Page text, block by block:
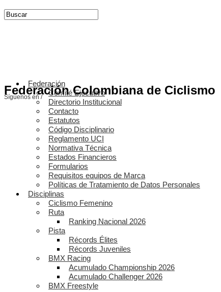
Federación Colombiana de Ciclismo
Síguenos en /
Federación
Comité Ejecutivo
Directorio Institucional
Contacto
Estatutos
Código Disciplinario
Reglamento UCI
Normativa Técnica
Estados Financieros
Formularios
Requisitos equipos de Marca
Políticas de Tratamiento de Datos Personales
Disciplinas
Ciclismo Femenino
Ruta
Ranking Nacional 2026
Pista
Récords Élites
Récords Juveniles
BMX Racing
Acumulado Championship 2026
Acumulado Challenger 2026
BMX Freestyle